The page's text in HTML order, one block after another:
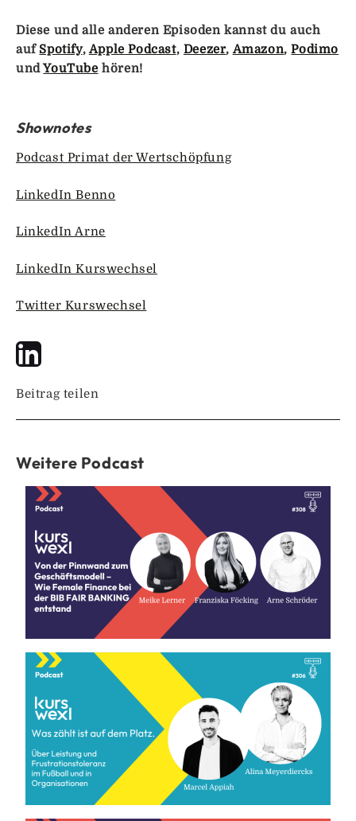
Diese und alle anderen Episoden kannst du auch
auf Spotify,Apple Podcast, Deezer,Amazon,Podimo
undYouTube hören!
Shownotes
Podcast Primat der Wertschöpfung
LinkedIn Benno
LinkedIn Arne
LinkedIn Kurswechsel
Twitter Kurswechsel
Beitrag teilen
Weitere Podcast